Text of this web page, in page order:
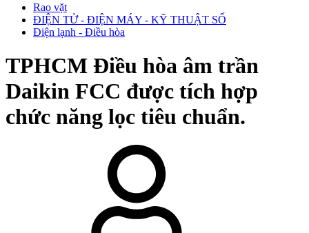
Rao vặt
ĐIỆN TỬ - ĐIỆN MÁY - KỸ THUẬT SỐ
Điện lạnh - Điều hòa
TPHCM Điều hòa âm trần
Daikin FCC được tích hợp
chức năng lọc tiêu chuẩn.